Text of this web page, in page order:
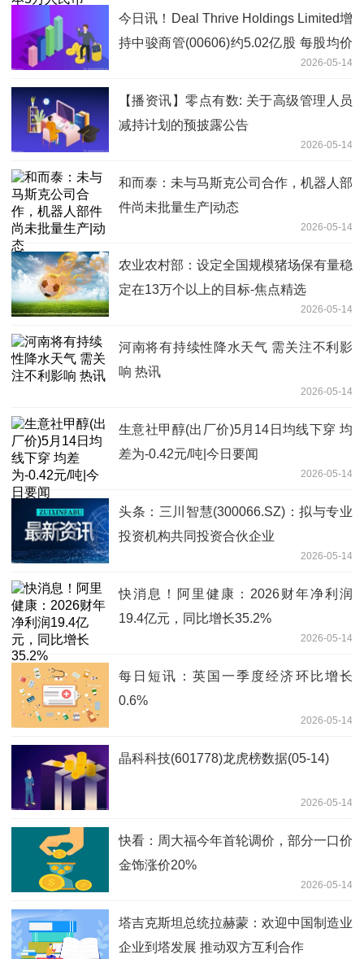
今日讯！Deal Thrive Holdings Limited增
持中骏商管(00606)约5.02亿股 每股均价
2026-05-14
【播资讯】零点有数: 关于高级管理人员
减持计划的预披露公告
2026-05-14
和而泰：未与马斯克公司合作，机器人部
件尚未批量生产|动态
2026-05-14
农业农村部：设定全国规模猪场保有量稳
定在13万个以上的目标-焦点精选
2026-05-14
河南将有持续性降水天气 需关注不利影
响 热讯
2026-05-14
生意社甲醇(出厂价)5月14日均线下穿 均
差为-0.42元/吨|今日要闻
2026-05-14
头条：三川智慧(300066.SZ)：拟与专业
投资机构共同投资合伙企业
2026-05-14
快消息！阿里健康：2026财年净利润
19.4亿元，同比增长35.2%
2026-05-14
每日短讯：英国一季度经济环比增长
0.6%
2026-05-14
晶科科技(601778)龙虎榜数据(05-14)
2026-05-14
快看：周大福今年首轮调价，部分一口价
金饰涨价20%
2026-05-14
塔吉克斯坦总统拉赫蒙：欢迎中国制造业
企业到塔发展 推动双方互利合作